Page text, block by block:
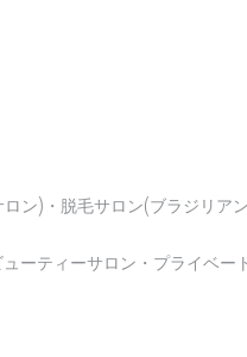
ン)・脱毛サロン(ブラジリアン
ーティーサロン・プライベー